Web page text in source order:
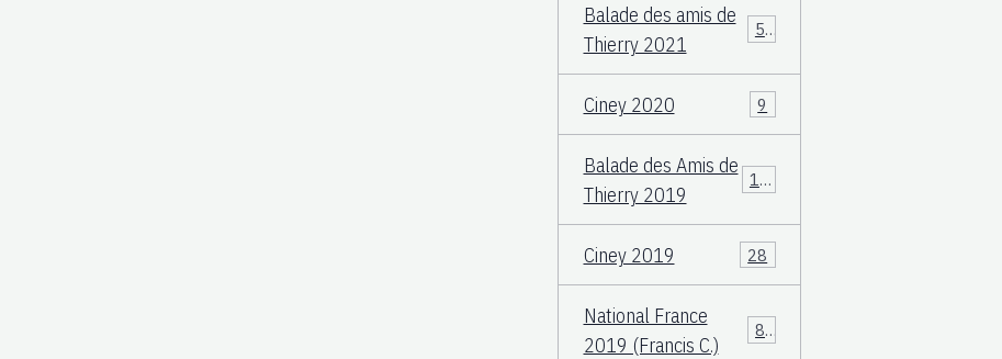
Balade des amis de
Thierry 2021
57
Ciney 2020 9
Balade des Amis de
Thierry 2019
117
Ciney 2019 28
National France
2019 (Francis C.)
83